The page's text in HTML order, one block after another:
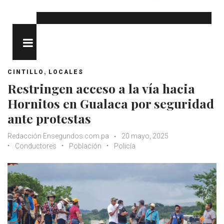
CINTILLO , LOCALES
Restringen acceso a la vía hacia
Hornitos en Gualaca por seguridad
ante protestas
Redacción Ensegundos.com.pa
20 mayo, 2025
Conductores
Población Policía